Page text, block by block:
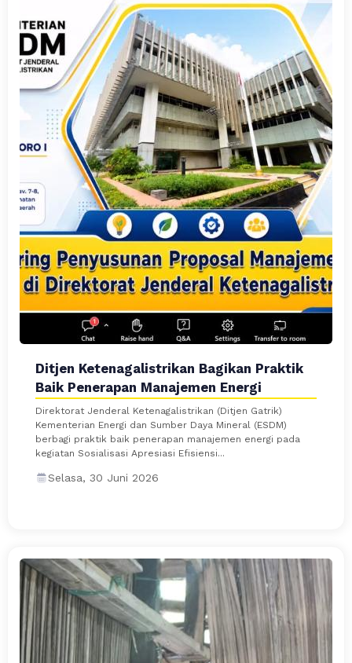
Ditjen Ketenagalistrikan Bagikan Praktik
Baik Penerapan Manajemen Energi
Direktorat Jenderal Ketenagalistrikan (Ditjen Gatrik)
Kementerian Energi dan Sumber Daya Mineral (ESDM)
berbagi praktik baik penerapan manajemen energi pada
kegiatan Sosialisasi Apresiasi Efisiensi...
Selasa, 30 Juni 2026